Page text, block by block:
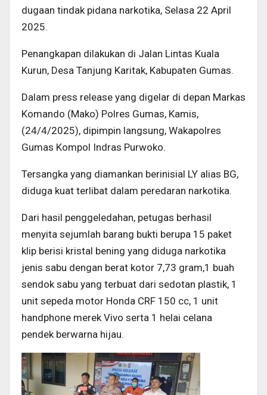
dugaan tindak pidana narkotika, Selasa 22 April
2025.
Penangkapan dilakukan di Jalan Lintas Kuala
Kurun, Desa Tanjung Karitak, Kabupaten Gumas.
Dalam press release yang digelar di depan Markas
Komando (Mako) Polres Gumas, Kamis,
(24/4/2025), dipimpin langsung, Wakapolres
Gumas Kompol Indras Purwoko.
Tersangka yang diamankan berinisial LY alias BG,
diduga kuat terlibat dalam peredaran narkotika.
Dari hasil penggeledahan, petugas berhasil
menyita sejumlah barang bukti berupa 15 paket
klip berisi kristal bening yang diduga narkotika
jenis sabu dengan berat kotor 7,73 gram,1 buah
sendok sabu yang terbuat dari sedotan plastik, 1
unit sepeda motor Honda CRF 150 cc, 1 unit
handphone merek Vivo serta 1 helai celana
pendek berwarna hijau.